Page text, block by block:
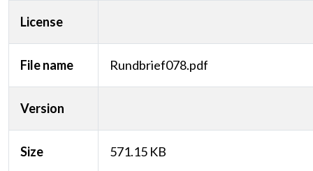
License
File name Rundbrief078.pdf
Version
Size 571.15 KB